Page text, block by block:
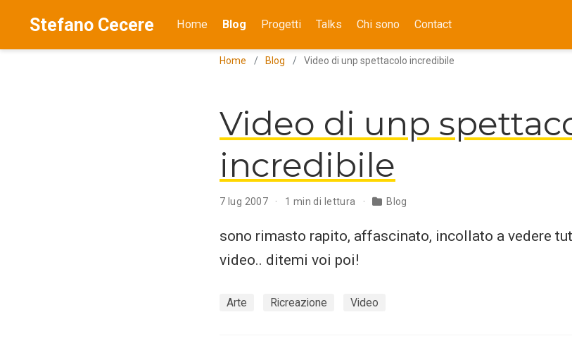
Stefano Cecere Home Blog Progetti Talks Chi sono Contact
Home Blog Video di unp spettacolo incredibile
Video di unp
incredibile
7 lug 2007 1 min di lettura Blog
sono rimasto rapito, affascinato, incollato a vedere
video.. ditemi voi poi!
Arte Ricreazione Video